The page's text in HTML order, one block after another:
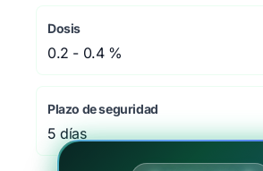
Dosis
0.2 - 0.4 %
Plazo de seguridad
5 días